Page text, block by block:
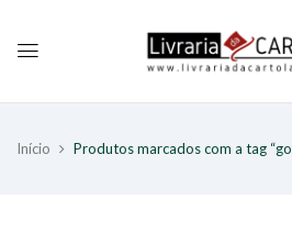
Início Produtos marcados com a tag